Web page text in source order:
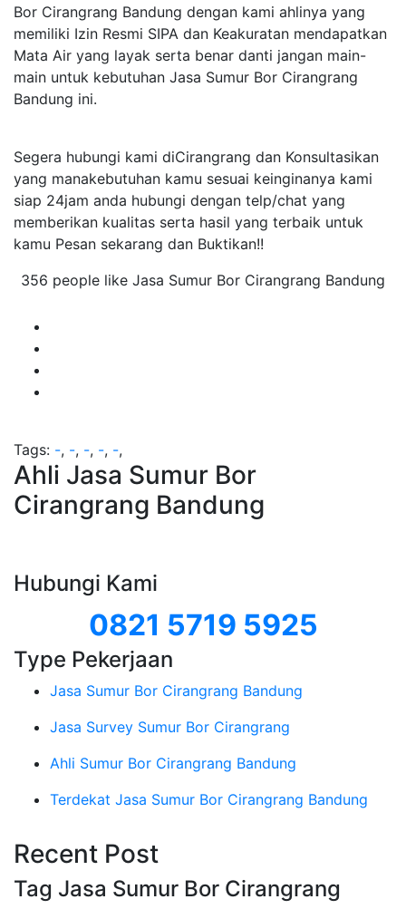
Bor Cirangrang Bandung dengan kami ahlinya yang
memiliki Izin Resmi SIPA dan Keakuratan mendapatkan
Mata Air yang layak serta benar danti jangan main-
main untuk kebutuhan Jasa Sumur Bor Cirangrang
Bandung ini.
Segera hubungi kami diCirangrang dan Konsultasikan
yang manakebutuhan kamu sesuai keinginanya kami
siap 24jam anda hubungi dengan telp/chat yang
memberikan kualitas serta hasil yang terbaik untuk
kamu Pesan sekarang dan Buktikan!!
356 people like Jasa Sumur Bor Cirangrang Bandung
Tags: -, -, -, -, -,
Ahli Jasa Sumur Bor
Cirangrang Bandung
Hubungi Kami
0821 5719 5925
Type Pekerjaan
Jasa Sumur Bor Cirangrang Bandung
Jasa Survey Sumur Bor Cirangrang
Ahli Sumur Bor Cirangrang Bandung
Terdekat Jasa Sumur Bor Cirangrang Bandung
Recent Post
Tag Jasa Sumur Bor Cirangrang